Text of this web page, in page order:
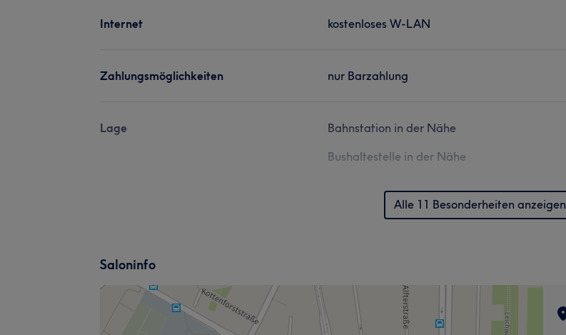
Internet kostenloses W-LAN
Zahlungsmöglichkeiten nur Barzahlung
Lage
Bahnstation in der Nähe
Bushaltestelle in der Nähe
Alle 11 Besonderheiten anzeigen
Saloninfo